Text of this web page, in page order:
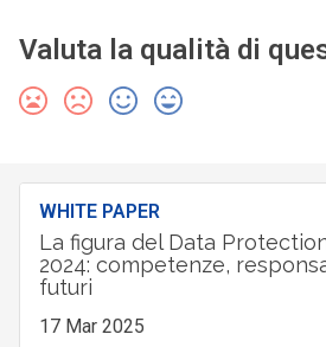
Valuta la qualità di
WHITE PAPER
La figura del Data
2024: competenze,
futuri
17 Mar 2025